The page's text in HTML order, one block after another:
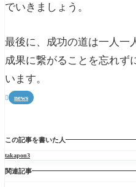
でいきましょう。
最後に、成功の道は一人一
成果に繋がることを忘れず
います。
 news
この記事を書いた人
takapon3
関連記事